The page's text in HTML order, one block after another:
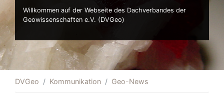
Willkommen auf der Webseite des Dachverbandes der
Geowissenschaften e.V. (DVGeo)
DVGeo Kommunikation Geo-News